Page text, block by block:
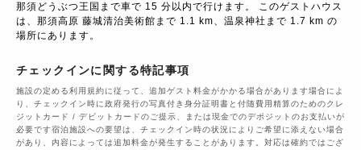
那須どうぶつ王国まで車で 15 分以内で行けます。 このゲストハウス
は、那須高原 藤城清治美術館まで 1.1 km、温泉神社まで 1.7 km の
場所にあります。
チェックインに関する特記事項
施設の定める利用規約に従って、追加ゲスト料金がかかる場合があります場合によ
り、チェックイン時に政府発行の写真付き身分証明書と付随費用精算のためのクレ
ジットカード / デビットカードのご提示、または現金でのデポジットのお支払いが
必要です宿泊施設への要望は、チェックイン時の状況によりご希望に添えない場合
があり、内容によっては追加料金が発生することがあります。対応は確約ではござ